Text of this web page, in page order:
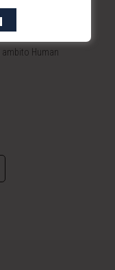
tra cui II Sole
attività
Human